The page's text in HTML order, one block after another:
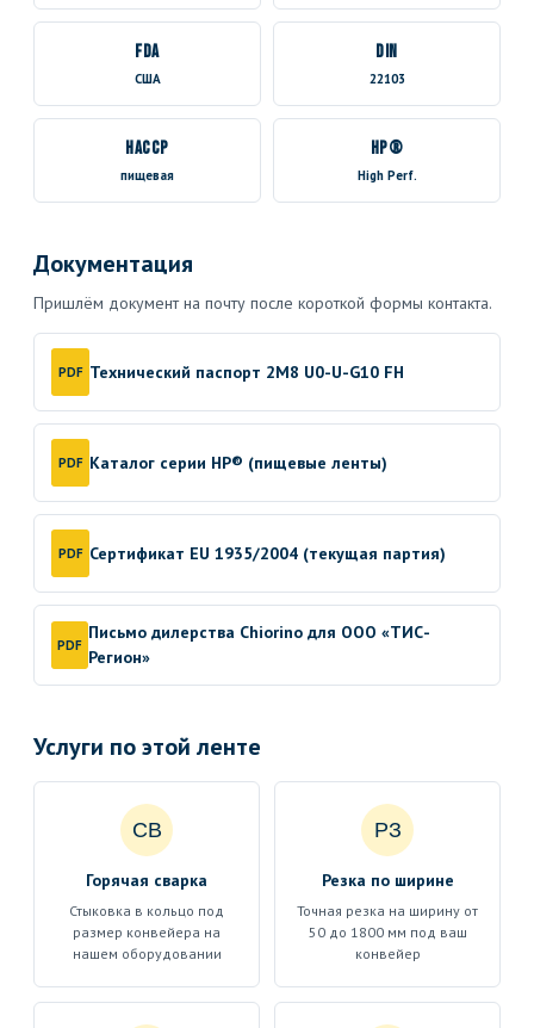
FDA
США
DIN
22103
HACCP
пищевая
HP®
High Perf.
Документация
Пришлём документ на почту после короткой формы контакта.
PDF Технический паспорт 2M8 U0-U-G10 FH
PDF Каталог серии HP® (пищевые ленты)
PDF Сертификат EU 1935/2004 (текущая партия)
PDF
Письмо дилерства Chiorino для ООО «ТИС-
Регион»
Услуги по этой ленте
СВ
Горячая сварка
Стыковка в кольцо под
размер конвейера на
нашем оборудовании
РЗ
Резка по ширине
Точная резка на ширину от
50 до 1800 мм под ваш
конвейер